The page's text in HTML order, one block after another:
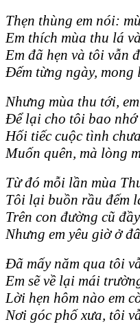
Thẹn thùng em nói:
Em thích mùa thu lá
Em đã hẹn và tôi vẫn
Đếm từng ngày, mong
Nhưng mùa thu tới,
Để lại cho tôi bao nhớ
Hối tiếc cuộc tình
Muốn quên, mà lòng
Từ đó mỗi lần mùa
Tôi lại buồn rầu đếm
Trên con đường cũ
Nhưng em yêu giờ ở
Đã mấy năm qua tôi
Em sẽ về lại mái
Lời hẹn hôm nào em
Nơi góc phố xưa, tôi